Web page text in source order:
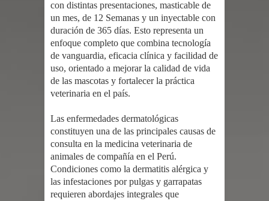
con distintas presentaciones, masticable de
un mes, de 12 Semanas y un inyectable con
duración de 365 días. Esto representa un
enfoque completo que combina tecnología
de vanguardia, eficacia clínica y facilidad de
uso, orientado a mejorar la calidad de vida
de las mascotas y fortalecer la práctica
veterinaria en el país.
Las enfermedades dermatológicas
constituyen una de las principales causas de
consulta en la medicina veterinaria de
animales de compañía en el Perú.
Condiciones como la dermatitis alérgica y
las infestaciones por pulgas y garrapatas
requieren abordajes integrales que